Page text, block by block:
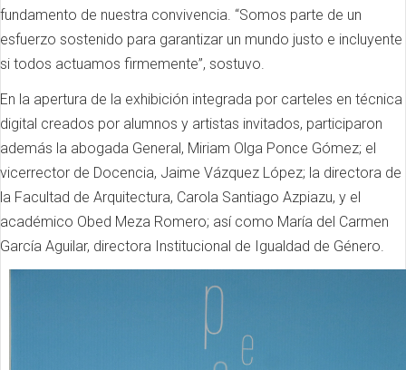
fundamento de nuestra convivencia. “Somos parte de un
esfuerzo sostenido para garantizar un mundo justo e incluyente
si todos actuamos firmemente”, sostuvo.
En la apertura de la exhibición integrada por carteles en técnica
digital creados por alumnos y artistas invitados, participaron
además la abogada General, Miriam Olga Ponce Gómez; el
vicerrector de Docencia, Jaime Vázquez López; la directora de
la Facultad de Arquitectura, Carola Santiago Azpiazu, y el
académico Obed Meza Romero; así como María del Carmen
García Aguilar, directora Institucional de Igualdad de Género.